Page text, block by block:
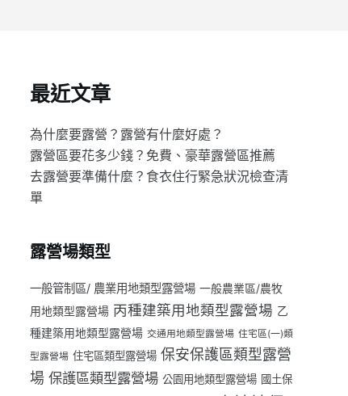
最近文章
為什麼要露營？露營有什麼好處？
露營區要花多少錢？免費、豪華露營區推薦
去露營要準備什麼？食衣住行緊急狀況檢查清
單
露營場類型
一般管制區/ 農業用地類型露營場 一般農業區/農牧
用地類型露營場 丙種建築用地類型露營場 乙
種建築用地類型露營場 交通用地類型露營場 住宅區(一)類
型露營場 住宅區類型露營場 保安保護區類型露營
場 保護區類型露營場 公園用地類型露營場 國土保